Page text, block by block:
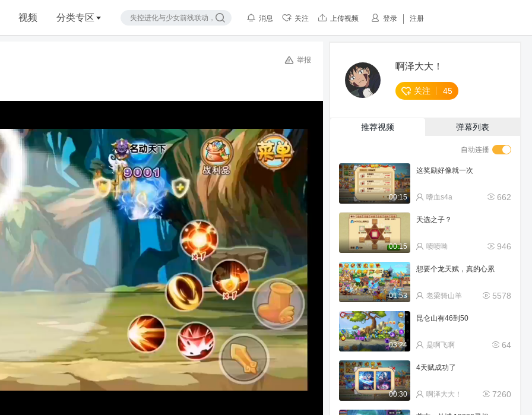
视频 分类专区 登录 注册
消息 关注 上传视频
举报
啊泽大大！
关注 45
推荐视频 弹幕列表
自动连播
00:15
这奖励好像就一次
662
嗜血s4a
00:15
天选之子？
946
啧啧呦
01:53
想要个龙天赋，真的心累
5578
老梁骑山羊
03:24
昆仑山有46到50
64
是啊飞啊
00:30
4天赋成功了
7260
啊泽大大！